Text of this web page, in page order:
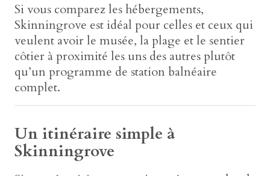
Si vous comparez les hébergements,
Skinningrove est idéal pour celles et ceux qui
veulent avoir le musée, la plage et le sentier
côtier à proximité les uns des autres plutôt
qu’un programme de station balnéaire
complet.
Un itinéraire simple à
Skinningrove